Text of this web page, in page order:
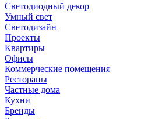
Светодиодный декор
Умный свет
Светодизайн
Проекты
Квартиры
Офисы
Коммерческие помещения
Рестораны
Частные дома
Кухни
Бренды